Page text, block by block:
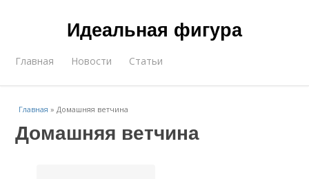
Идеальная фигура
Главная Новости Статьи
Главная »Домашняя ветчина
Домашняя ветчина